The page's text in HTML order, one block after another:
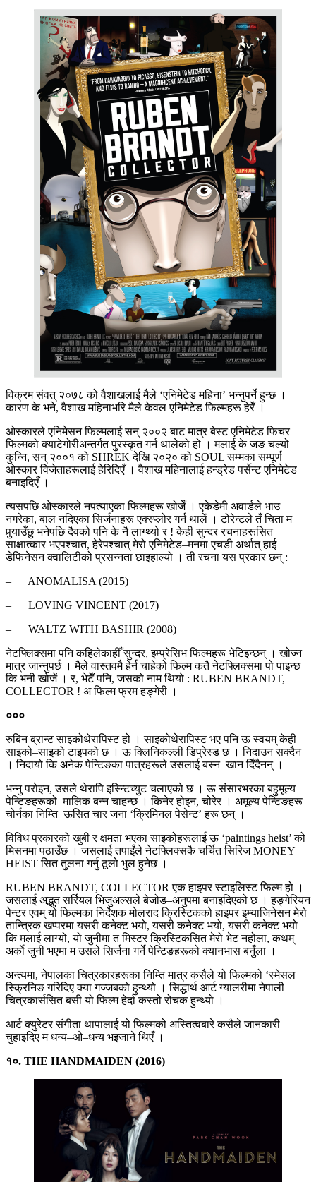
विक्रम संवत् २०७८ को वैशाखलाई मैले ‘एनिमेटेड महिना’ भन्नुपर्ने हुन्छ ।
कारण के भने, वैशाख महिनाभरि मैले केवल एनिमेटेड फिल्महरू हेरेँ ।
ओस्कारले एनिमेसन फिल्मलाई सन् २००२ बाट मात्र बेस्ट एनिमेटेड फिचर
फिल्मको क्याटेगोरीअन्तर्गत पुरस्कृत गर्न थालेको हो । मलाई के जङ चल्यो
कुन्नि, सन् २००१ को SHREK देखि २०२० को SOUL सम्मका सम्पूर्ण
ओस्कार विजेताहरूलाई हेरिदिएँ । वैशाख महिनालाई हन्ड्रेड पर्सेन्ट एनिमेटेड
बनाइदिएँ ।
त्यसपछि ओस्कारले नपत्याएका फिल्महरू खोजेँ । एकेडेमी अवार्डले भाउ
नगरेका, बाल नदिएका सिर्जनाहरू एक्स्प्लोर गर्न थालें । टोरेन्टले तँ चिता म
पुर्‍याउँछु भनेपछि दैवको पनि के नै लाग्थ्यो र ! केही सुन्दर रचनाहरूसित
साक्षात्कार भएपश्चात, हेरेपश्चात् मेरो एनिमेटेड–मनमा एचडी अर्थात् हाई
डेफिनेसन क्वालिटीको प्रसन्नता छाइहाल्यो । ती रचना यस प्रकार छन् :
– ANOMALISA (2015)
– LOVING VINCENT (2017)
– WALTZ WITH BASHIR (2008)
नेटफ्लिक्समा पनि कहिलेकाहीँ सुन्दर, इम्प्रेसिभ फिल्महरू भेटिइन्छन् । खोज्न
मात्र जान्नुपर्छ । मैले वास्तवमै हेर्न चाहेको फिल्म कतै नेटफ्लिक्समा पो पाइन्छ
कि भनी खोजें । र, भेटेँ पनि, जसको नाम थियो : RUBEN BRANDT,
COLLECTOR ! अ फिल्म फ्रम हङ्गेरी ।
०००
रुबिन ब्रान्ट साइकोथेरापिस्ट हो । साइकोथेरापिस्ट भए पनि ऊ स्वयम् केही
साइको–साइको टाइपको छ । ऊ क्लिनिकल्ली डिप्रेस्ड छ । निदाउन सक्दैन
। निदायो कि अनेक पेन्टिङका पात्रहरूले उसलाई बस्न–खान दिँदैनन् ।
भन्नु परोइन, उसले थेरापि इस्न्टिच्युट चलाएको छ । ऊ संसारभरका बहुमूल्य
पेन्टिङहरूको मालिक बन्न चाहन्छ । किनेर होइन, चोरेर । अमूल्य पेन्टिङहरू
चोर्नका निम्ति ऊसित चार जना ‘क्रिमिनल पेसेन्ट’ हरू छन् ।
विविध प्रकारको खुबी र क्षमता भएका साइकोहरूलाई ऊ ‘paintings heist’ को
मिसनमा पठाउँछ । जसलाई तपाईंंले नेटफ्लिक्सकै चर्चित सिरिज MONEY
HEIST सित तुलना गर्नु ठूलो भुल हुनेछ ।
RUBEN BRANDT, COLLECTOR एक हाइपर स्टाइलिस्ट फिल्म हो ।
जसलाई अद्भुत सर्रियल भिजुअल्सले बेजोड–अनुपमा बनाइदिएको छ । हङ्गेरियन
पेन्टर एवम् यो फिल्मका निर्देशक मोलराद क्रिस्टिकको हाइपर इम्याजिनेसन मेरो
तान्त्रिक खप्परमा यसरी कनेक्ट भयो, यसरी कनेक्ट भयो, यसरी कनेक्ट भयो
कि मलाई लाग्यो, यो जुनीमा त मिस्टर क्रिस्टिकसित मेरो भेट नहोला, कथम्
अर्काे जुनी भएमा म उसले सिर्जना गर्ने पेन्टिङहरूको क्यानभास बनुँला ।
अन्त्यमा, नेपालका चित्रकारहरूका निम्ति मात्र कसैले यो फिल्मको ‘स्मेसल
स्क्रिनिङ गरिदिए क्या गज्जबको हुन्थ्यो । सिद्धार्थ आर्ट ग्यालरीमा नेपाली
चित्रकार्ससित बसी यो फिल्म हेर्दा कस्तो रोचक हुन्थ्यो ।
आर्ट क्युरेटर संगीता थापालाई यो फिल्मको अस्तित्वबारे कसैले जानकारी
चुहाइदिए म धन्य–ओ–धन्य भइजाने थिएँ ।
१०. THE HANDMAIDEN (2016)